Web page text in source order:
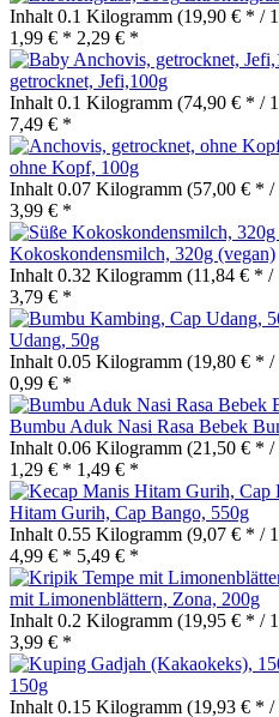
Inhalt 0.1 Kilogramm (19,90 € * /
1,99 € * 2,29 € *
getrocknet, Jefi,100g
Inhalt 0.1 Kilogramm (74,90 € * /
7,49 € *
ohne Kopf, 100g
Inhalt 0.07 Kilogramm (57,00 € *
3,99 € *
Kokoskondensmilch, 320g (vegan)
Inhalt 0.32 Kilogramm (11,84 € * /
3,79 € *
Udang, 50g
Inhalt 0.05 Kilogramm (19,80 € *
0,99 € *
Bumbu Aduk Nasi Rasa Bebek
Inhalt 0.06 Kilogramm (21,50 € *
1,29 € * 1,49 € *
Hitam Gurih, Cap Bango, 550g
Inhalt 0.55 Kilogramm (9,07 € * /
4,99 € * 5,49 € *
mit Limonenblättern, Zona, 200g
Inhalt 0.2 Kilogramm (19,95 € * /
3,99 € *
150g
Inhalt 0.15 Kilogramm (19,93 € *